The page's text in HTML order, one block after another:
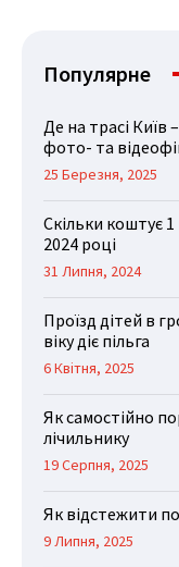
Популярне
Де на трасі Київ
фото- та
25 Березня, 2025
Скільки коштує 1
2024 році
31 Липня, 2024
Проїзд дітей в
віку діє пільга
6 Квітня, 2025
Як самостійно
лічильнику
19 Серпня, 2025
Як відстежити
9 Липня, 2025